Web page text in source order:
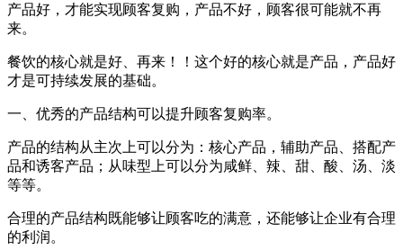
产品好，才能实现顾客复购，产品不好，顾客很可能就不再
来。
餐饮的核心就是好、再来！！这个好的核心就是产品，产品好
才是可持续发展的基础。
一、优秀的产品结构可以提升顾客复购率。
产品的结构从主次上可以分为：核心产品，辅助产品、搭配产
品和诱客产品；从味型上可以分为咸鲜、辣、甜、酸、汤、淡
等等。
合理的产品结构既能够让顾客吃的满意，还能够让企业有合理
的利润。